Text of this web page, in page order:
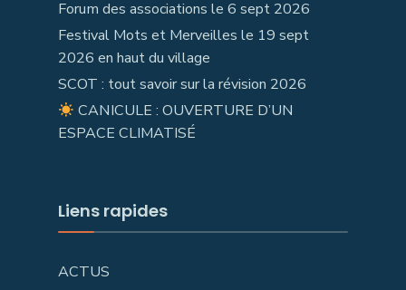
Forum des associations le 6 sept 2026
Festival Mots et Merveilles le 19 sept
2026 en haut du village
SCOT : tout savoir sur la révision 2026
CANICULE : OUVERTURE D’UN
ESPACE CLIMATISÉ
Liens rapides
ACTUS